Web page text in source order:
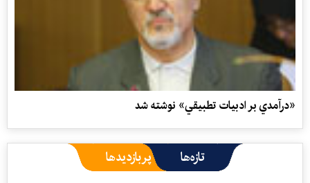
«درآمدي بر ادبيات تطبيقي» نوشته شد
تازه‌ها پربازدیدها